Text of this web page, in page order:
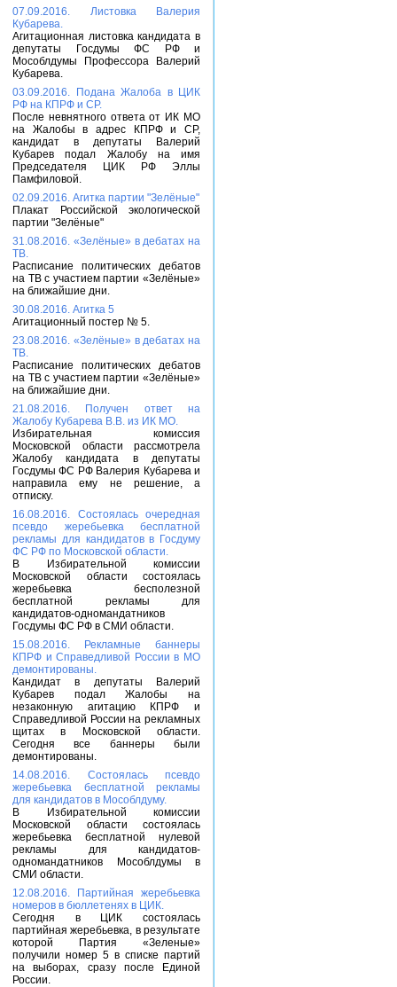
07.09.2016. Листовка Валерия
Кубарева.
Агитационная листовка кандидата в
депутаты Госдумы ФС РФ и
Мособлдумы Профессора Валерий
Кубарева.
03.09.2016. Подана Жалоба в ЦИК
РФ на КПРФ и СР.
После невнятного ответа от ИК МО
на Жалобы в адрес КПРФ и СР,
кандидат в депутаты Валерий
Кубарев подал Жалобу на имя
Председателя ЦИК РФ Эллы
Памфиловой.
02.09.2016. Агитка партии "Зелёные"
Плакат Российской экологической
партии "Зелёные"
31.08.2016. «Зелёные» в дебатах на
ТВ.
Расписание политических дебатов
на ТВ с участием партии «Зелёные»
на ближайшие дни.
30.08.2016. Агитка 5
Агитационный постер № 5.
23.08.2016. «Зелёные» в дебатах на
ТВ.
Расписание политических дебатов
на ТВ с участием партии «Зелёные»
на ближайшие дни.
21.08.2016. Получен ответ на
Жалобу Кубарева В.В. из ИК МО.
Избирательная комиссия
Московской области рассмотрела
Жалобу кандидата в депутаты
Госдумы ФС РФ Валерия Кубарева и
направила ему не решение, а
отписку.
16.08.2016. Состоялась очередная
псевдо жеребьевка бесплатной
рекламы для кандидатов в Госдуму
ФС РФ по Московской области.
В Избирательной комиссии
Московской области состоялась
жеребьевка бесполезной
бесплатной рекламы для
кандидатов-одномандатников
Госдумы ФС РФ в СМИ области.
15.08.2016. Рекламные баннеры
КПРФ и Справедливой России в МО
демонтированы.
Кандидат в депутаты Валерий
Кубарев подал Жалобы на
незаконную агитацию КПРФ и
Справедливой России на рекламных
щитах в Московской области.
Сегодня все баннеры были
демонтированы.
14.08.2016. Состоялась псевдо
жеребьевка бесплатной рекламы
для кандидатов в Мособлдуму.
В Избирательной комиссии
Московской области состоялась
жеребьевка бесплатной нулевой
рекламы для кандидатов-
одномандатников Мособлдумы в
СМИ области.
12.08.2016. Партийная жеребьевка
номеров в бюллетенях в ЦИК.
Сегодня в ЦИК состоялась
партийная жеребьевка, в результате
которой Партия «Зеленые»
получили номер 5 в списке партий
на выборах, сразу после Единой
России.